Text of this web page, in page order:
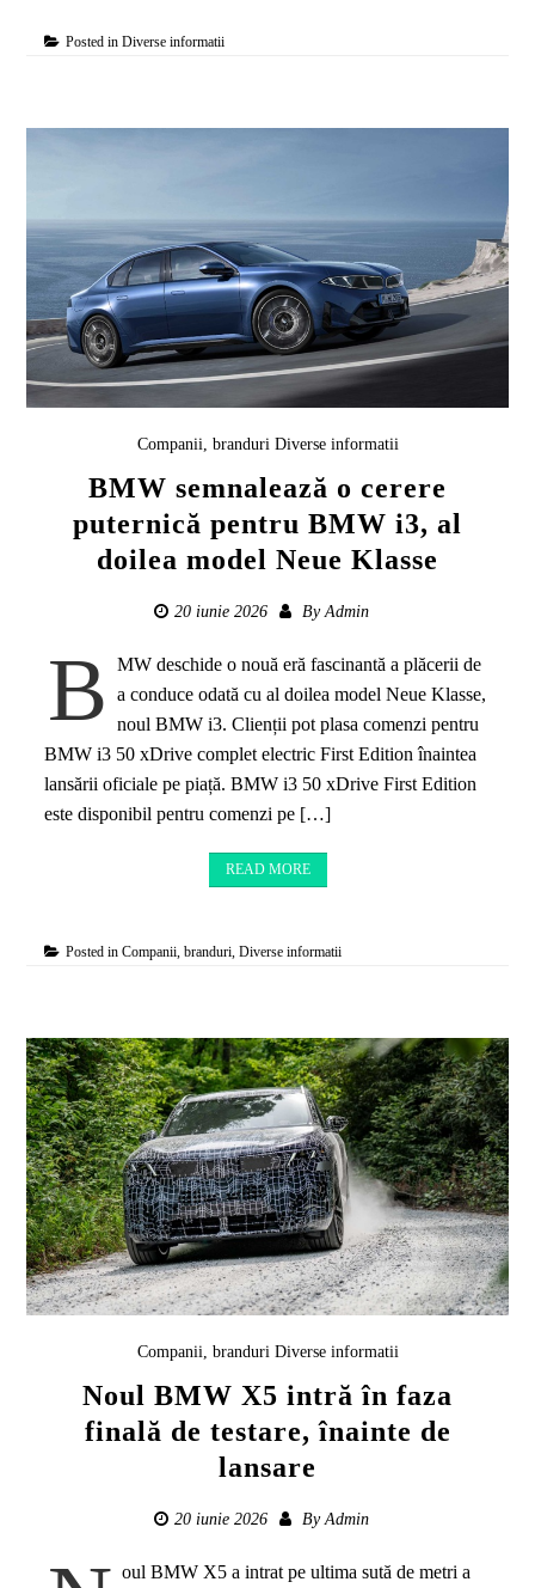
Posted inDiverse informatii
Companii, branduri Diverse informatii
BMW semnalează o cerere
puternică pentru BMW i3, al
doilea model Neue Klasse
20 iunie 2026 By Admin
B
MW deschide o nouă eră fascinantă a plăcerii de
a conduce odată cu al doilea model Neue Klasse,
noul BMW i3. Clienții pot plasa comenzi pentru
BMW i3 50 xDrive complet electric First Edition înaintea
lansării oficiale pe piață. BMW i3 50 xDrive First Edition
este disponibil pentru comenzi pe […]
READ MORE
Posted inCompanii, branduri ,Diverse informatii
Companii, branduri Diverse informatii
Noul BMW X5 intră în faza
finală de testare, înainte de
lansare
20 iunie 2026 By Admin
oul BMW X5 a intrat pe ultima sută de metri a